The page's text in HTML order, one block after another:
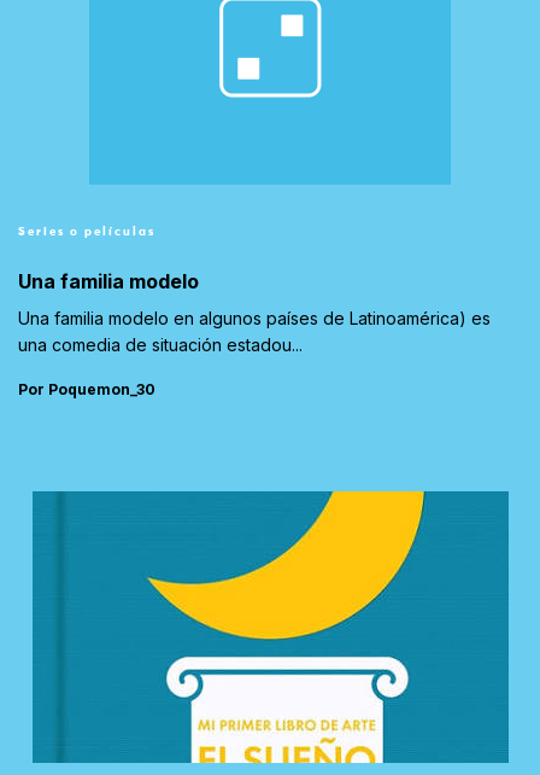
Series o películas
Una familia modelo
Una familia modelo en algunos países de Latinoamérica) es
una comedia de situación estadou...
Por Poquemon_30